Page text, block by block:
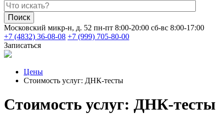
Поиск
Московский микр-н, д. 52 пн-пт 8:00-20:00 сб-вс 8:00-17:00
+7 (4832) 36-08-08 +7 (999) 705-80-00
Записаться
Цены
Стоимость услуг: ДНК-тесты
Стоимость услуг: ДНК-тесты